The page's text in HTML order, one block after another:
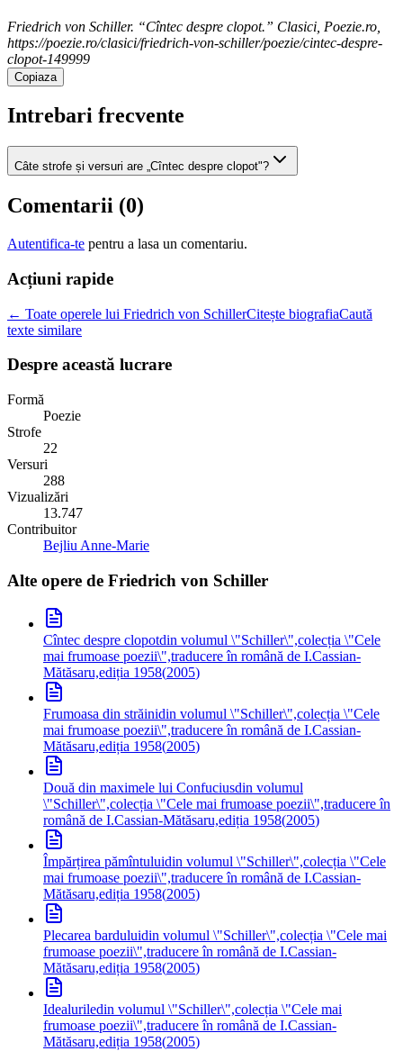
Friedrich von Schiller. “Cîntec despre clopot.” Clasici, Poezie.ro,
https://poezie.ro/clasici/friedrich-von-schiller/poezie/cintec-despre-
clopot-149999
Copiaza
Intrebari frecvente
Câte strofe și versuri are „Cîntec despre clopot"?
Comentarii (0)
Autentifica-te pentru a lasa un comentariu.
Acțiuni rapide
← Toate operele lui Friedrich von SchillerCitește biografiaCaută
texte similare
Despre această lucrare
Formă
Poezie
Strofe
22
Versuri
288
Vizualizări
13.747
Contribuitor
Bejliu Anne-Marie
Alte opere de Friedrich von Schiller
Cîntec despre clopotdin volumul \"Schiller\",colecția \"Cele
mai frumoase poezii\",traducere în română de I.Cassian-
Mătăsaru,ediția 1958(2005)
Frumoasa din străinidin volumul \"Schiller\",colecția \"Cele
mai frumoase poezii\",traducere în română de I.Cassian-
Mătăsaru,ediția 1958(2005)
Două din maximele lui Confuciusdin volumul
\"Schiller\",colecția \"Cele mai frumoase poezii\",traducere în
română de I.Cassian-Mătăsaru,ediția 1958(2005)
Împărțirea pămîntuluidin volumul \"Schiller\",colecția \"Cele
mai frumoase poezii\",traducere în română de I.Cassian-
Mătăsaru,ediția 1958(2005)
Plecarea barduluidin volumul \"Schiller\",colecția \"Cele mai
frumoase poezii\",traducere în română de I.Cassian-
Mătăsaru,ediția 1958(2005)
Idealuriledin volumul \"Schiller\",colecția \"Cele mai
frumoase poezii\",traducere în română de I.Cassian-
Mătăsaru,ediția 1958(2005)